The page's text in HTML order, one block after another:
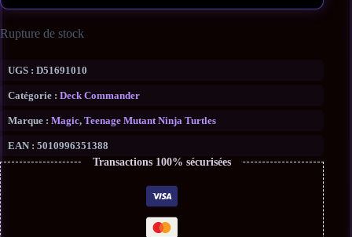
Rupture de stock
UGS : D51691010
Catégorie : Deck Commander
Marque : Magic, Teenage Mutant Ninja Turtles
EAN : 5010996351388
Transactions 100% sécurisées